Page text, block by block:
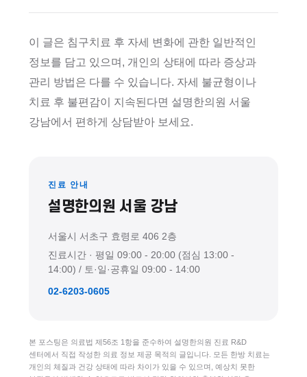
이 글은 침구치료 후 자세 변화에 관한 일반적인
정보를 담고 있으며, 개인의 상태에 따라 증상과
관리 방법은 다를 수 있습니다. 자세 불균형이나
치료 후 불편감이 지속된다면 설명한의원 서울
강남에서 편하게 상담받아 보세요.
진료 안내
설명한의원 서울 강남
서울시 서초구 효령로 406 2층
진료시간 · 평일 09:00 - 20:00 (점심 13:00 -
14:00) / 토·일·공휴일 09:00 - 14:00
02-6203-0605
본 포스팅은 의료법 제56조 1항을 준수하여 설명한의원 진료 R&D
센터에서 직접 작성한 의료 정보 제공 목적의 글입니다. 모든 한방 치료는
개인의 체질과 건강 상태에 따라 차이가 있을 수 있으며, 예상치 못한